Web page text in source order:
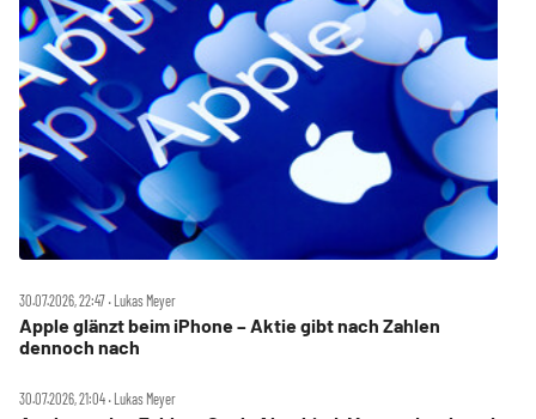
30.07.2026, 22:47 ‧ Lukas Meyer
Apple glänzt beim iPhone – Aktie gibt nach Zahlen
dennoch nach
30.07.2026, 21:04 ‧ Lukas Meyer